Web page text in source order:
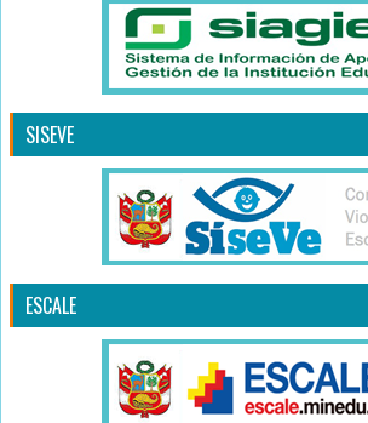
SISEVE
ESCALE